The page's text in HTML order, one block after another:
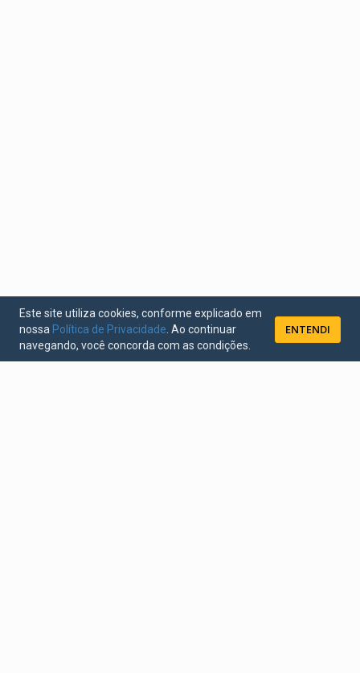
Este site utiliza cookies, conforme explicado em
nossa Política de Privacidade . Ao continuar
navegando, você concorda com as condições.
ENTENDI